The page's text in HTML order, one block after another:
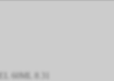
60ML 8.31